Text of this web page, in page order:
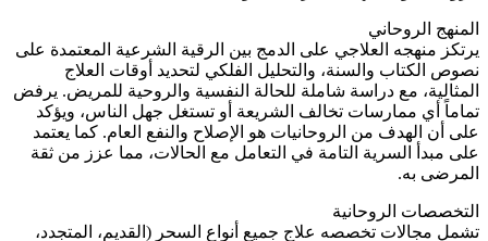
المنهج الروحاني
يرتكز منهجه العلاجي على الدمج بين الرقية الشرعية المعتمدة على
نصوص الكتاب والسنة، والتحليل الفلكي لتحديد أوقات العلاج
المثالية، مع دراسة شاملة للحالة النفسية والروحية للمريض. يرفض
تماماً أي ممارسات تخالف الشريعة أو تستغل جهل الناس، ويؤكد
على أن الهدف من الروحانيات هو الإصلاح والنفع العام. كما يعتمد
على مبدأ السرية التامة في التعامل مع الحالات، مما عزز من ثقة
المرضى به.
التخصصات الروحانية
تشمل مجالات تخصصه علاج جميع أنواع السحر (القديم، المتجدد،